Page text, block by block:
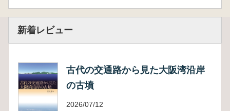
新着レビュー
古代の交通路から見た大阪湾沿岸
の古墳
2026/07/12